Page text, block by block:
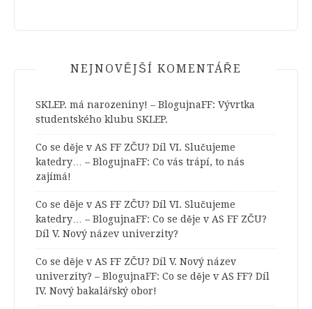
NEJNOVĚJŠÍ KOMENTÁŘE
SKLEP. má narozeniny! – BlogujnaFF: Vývrtka
studentského klubu SKLEP.
Co se děje v AS FF ZČU? Díl VI. Slučujeme
katedry… – BlogujnaFF: Co vás trápí, to nás
zajímá!
Co se děje v AS FF ZČU? Díl VI. Slučujeme
katedry… – BlogujnaFF: Co se děje v AS FF ZČU?
Díl V. Nový název univerzity?
Co se děje v AS FF ZČU? Díl V. Nový název
univerzity? – BlogujnaFF: Co se děje v AS FF? Díl
IV. Nový bakalářský obor!